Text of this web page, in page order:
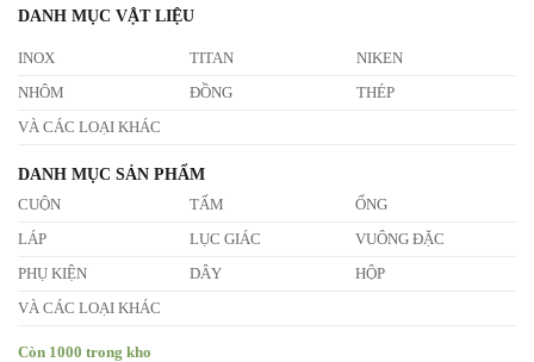
DANH MỤC VẬT LIỆU
INOX TITAN NIKEN
NHÔM ĐỒNG THÉP
VÀ CÁC LOẠI KHÁC
DANH MỤC SẢN PHẨM
CUỘN TẤM ỐNG
LÁP LỤC GIÁC VUÔNG ĐẶC
PHỤ KIỆN DÂY HỘP
VÀ CÁC LOẠI KHÁC
Còn 1000 trong kho